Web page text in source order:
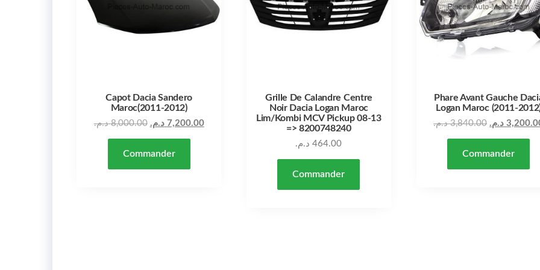
Capot Dacia Sandero
Maroc(2011-2012)
8,000.00 د.م. Le prix initial était : 8,000.00 د.م.. 7,200.00 د.م. Le prix actuel est : 7,200.00 د.م..
Commander
Grille De Calandre Centre
Noir Dacia Logan Maroc
Lim/Kombi MCV Pickup 08-13
=> 8200748240
464.00 د.م.
Commander
Phare Avant Gauche
Logan Maroc (2011-
3,840.00 د.م. د.م.
Commander